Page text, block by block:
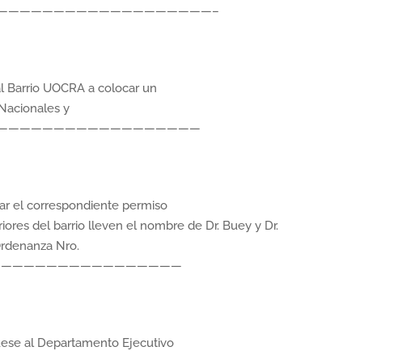
Barrio UOCRA a colocar un
y
el correspondiente permiso
del barrio lleven el nombre de Dr. Buey y Dr.
Nro.
al Departamento Ejecutivo